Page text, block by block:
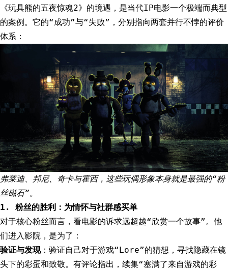
《玩具熊的五夜惊魂2》的境遇，是当代IP电影一个极端而典型
的案例。它的“成功”与“失败”，分别指向两套并行不悖的评价
体系：
弗莱迪、邦尼、奇卡与霍西，这些玩偶形象本身就是最强的“粉
丝磁石”。
1. 粉丝的胜利：为情怀与社群感买单
对于核心粉丝而言，看电影的诉求远超越“欣赏一个故事”。他
们进入影院，是为了：
验证与发现：验证自己对于游戏“Lore”的猜想，寻找隐藏在镜
头下的彩蛋和致敬。有评论指出，续集“塞满了来自游戏的彩